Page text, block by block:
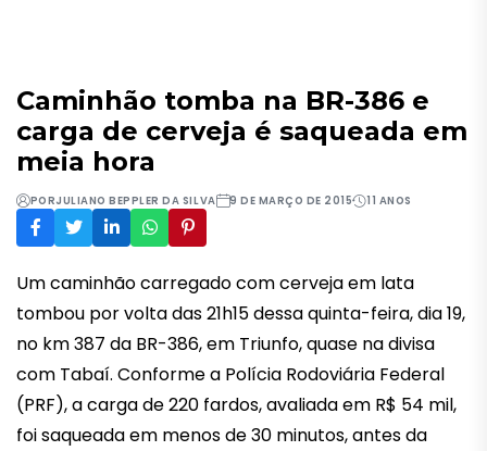
Caminhão tomba na BR-386 e
carga de cerveja é saqueada em
meia hora
PORJULIANO BEPPLER DA SILVA 9 DE MARÇO DE 2015 11 ANOS
Um caminhão carregado com cerveja em lata
tombou por volta das 21h15 dessa quinta-feira, dia 19,
no km 387 da BR-386, em Triunfo, quase na divisa
com Tabaí. Conforme a Polícia Rodoviária Federal
(PRF), a carga de 220 fardos, avaliada em R$ 54 mil,
foi saqueada em menos de 30 minutos, antes da